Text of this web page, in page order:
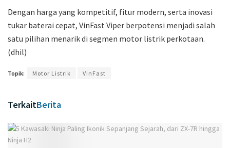
Dengan harga yang kompetitif, fitur modern, serta inovasi
tukar baterai cepat, VinFast Viper berpotensi menjadi salah
satu pilihan menarik di segmen motor listrik perkotaan.
(dhil)
Topik: Motor Listrik VinFast
TerkaitBerita